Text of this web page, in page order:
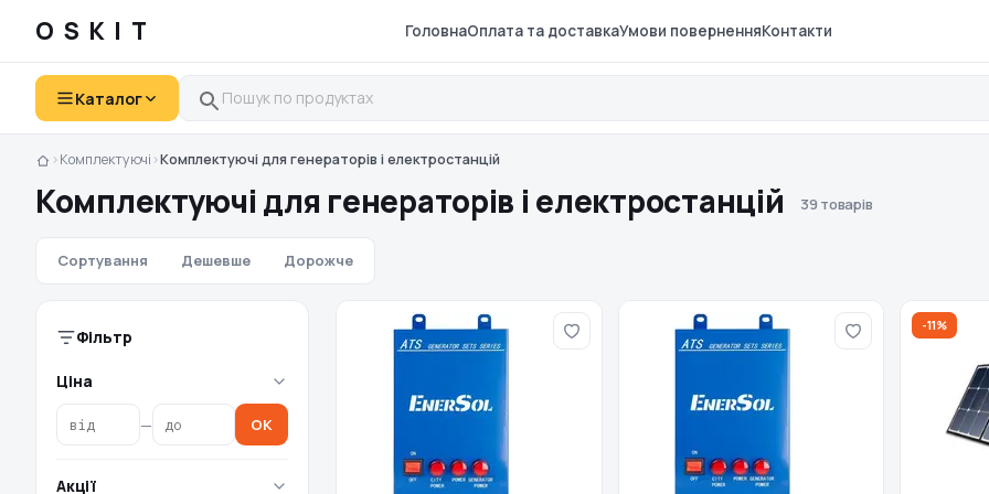
OSKIT ГоловнаОплата та доставкаУмови поверненняКонтакти
Каталог
›Комплектуючі ›Комплектуючі для генераторів і електростанцій
Комплектуючі для генераторів і електростанцій 39 товарів
Сортування Дешевше Дорожче
Фільтр
Ціна
— OK
Акції
-11%